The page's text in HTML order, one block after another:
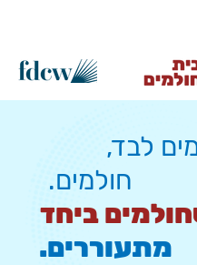
לבד,
ביחד